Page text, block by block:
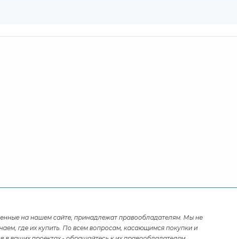
на нашем сайте, принадлежат правообладателям. Мы не
где их купить. По всем вопросам, касающимся покупки и